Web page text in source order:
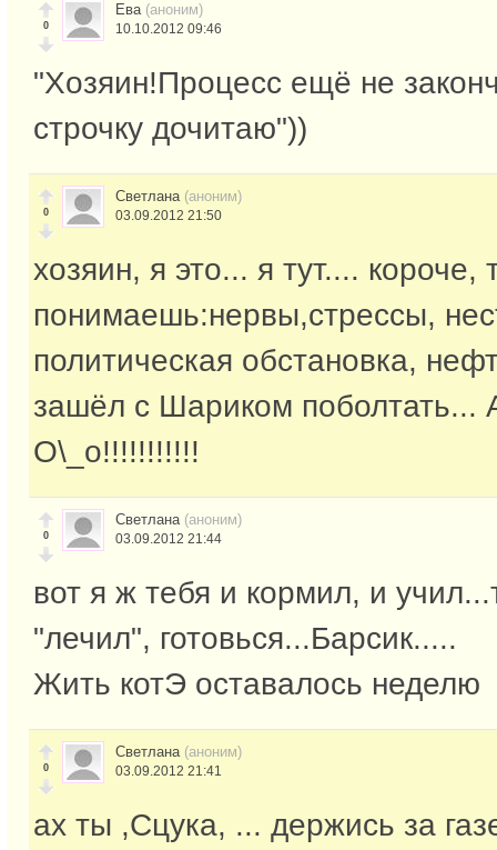
0
Ева (аноним)
10.10.2012 09:46
"Хозяин!Процесс ещё не
строчку дочитаю"))
0
Светлана (аноним)
03.09.2012 21:50
хозяин, я это... я тут....
понимаешь:нервы,стрессы,
политическая обстановка,
зашёл с Шариком
О\_о!!!!!!!!!!!
0
Светлана (аноним)
03.09.2012 21:44
вот я ж тебя и кормил, и
"лечил", готовься...Барсик.....
Жить котЭ оставалось неделю
0
Светлана (аноним)
03.09.2012 21:41
ах ты ,Сцука, ... держись за